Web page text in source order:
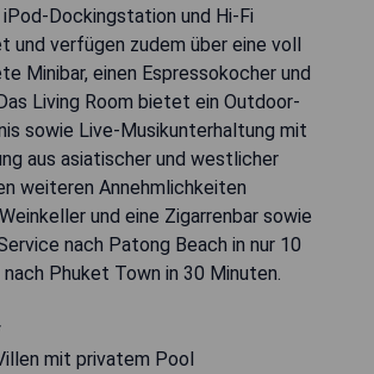
iPod-Dockingstation und Hi-Fi
und verfügen zudem über eine voll
Minibar, einen Espressokocher und
Living Room bietet ein Outdoor-
sowie Live-Musikunterhaltung mit
aus asiatischer und westlicher
weiteren Annehmlichkeiten
und eine Zigarrenbar sowie
nach Patong Beach in nur 10
Phuket Town in 30 Minuten.
mit privatem Pool